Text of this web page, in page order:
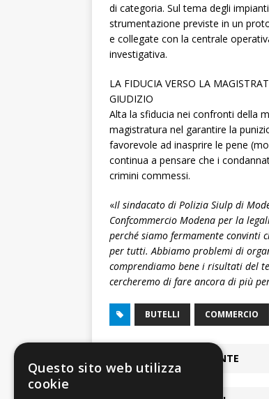
di categoria. Sul tema degli
strumentazione previste in un
e collegate con la centrale
investigativa.
LA FIDUCIA VERSO LA
GIUDIZIO
Alta la sfiducia nei confronti della
magistratura nel garantire la
favorevole ad inasprire le pene
continua a pensare che i
crimini commessi.
«Il sindacato di Polizia Siulp di
Confcommercio Modena per la
perché siamo fermamente convinti
per tutti. Abbiamo problemi di
comprendiamo bene i risultati del
cercheremo di fare ancora di più
BUTELLI COMMERCIO
ARTICOLO PRECEDENTE
Questo sito web utilizza
cookie